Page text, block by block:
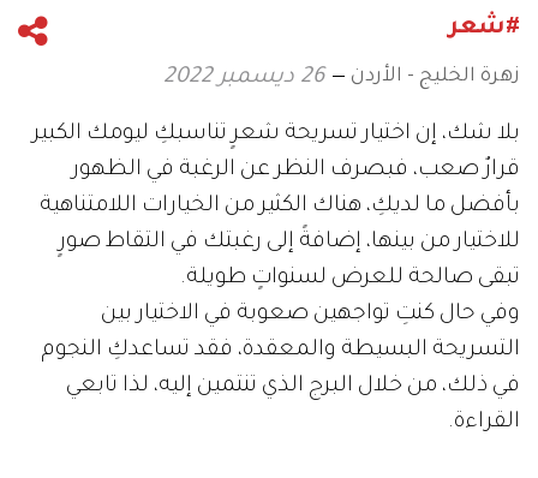
#شعر
زهرة الخليج - الأردن 26 ديسمبر 2022
بلا شك، إن اختيار تسريحة شعرٍ تناسبكِ ليومك الكبير
قرارٌ صعب، فبصرف النظر عن الرغبة في الظهور
بأفضل ما لديكِ، هناك الكثير من الخيارات اللامتناهية
للاختيار من بينها، إضافةً إلى رغبتك في التقاط صورٍ
تبقى صالحة للعرض لسنواتٍ طويلة.
وفي حال كنتِ تواجهين صعوبة في الاختيار بين
التسريحة البسيطة والمعقدة، فقد تساعدكِ النجوم
في ذلك، من خلال البرج الذي تنتمين إليه، لذا تابعي
القراءة.